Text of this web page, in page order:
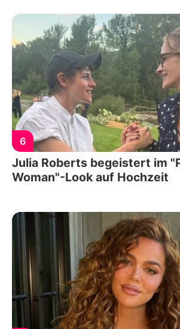
6
Julia Roberts begeistert im
Woman"-Look auf Hochzeit